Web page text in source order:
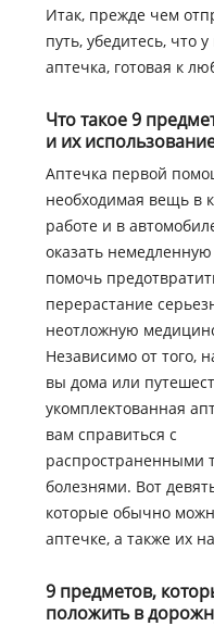
Итак, прежде чем
путь, убедитесь, что у
аптечка, готовая к
Что такое 9
и их
Аптечка первой
необходимая вещь в
работе и в
оказать
помочь
перерастание
неотложную
Независимо от того,
вы дома или
укомплектованная
вам справиться с
распространенными
болезнями. Вот
которые обычно
аптечке, а также их
9 предметов,
положить в